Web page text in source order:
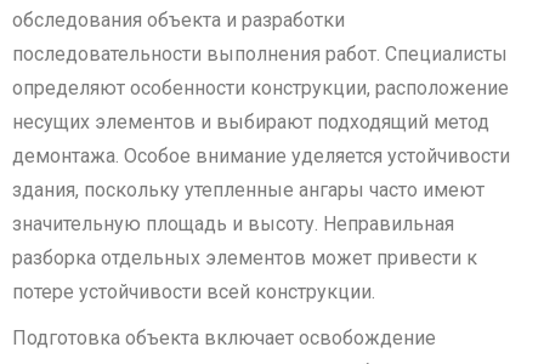
обследования объекта и разработки
последовательности выполнения работ. Специалисты
определяют особенности конструкции, расположение
несущих элементов и выбирают подходящий метод
демонтажа. Особое внимание уделяется устойчивости
здания, поскольку утепленные ангары часто имеют
значительную площадь и высоту. Неправильная
разборка отдельных элементов может привести к
потере устойчивости всей конструкции.
Подготовка объекта включает освобождение